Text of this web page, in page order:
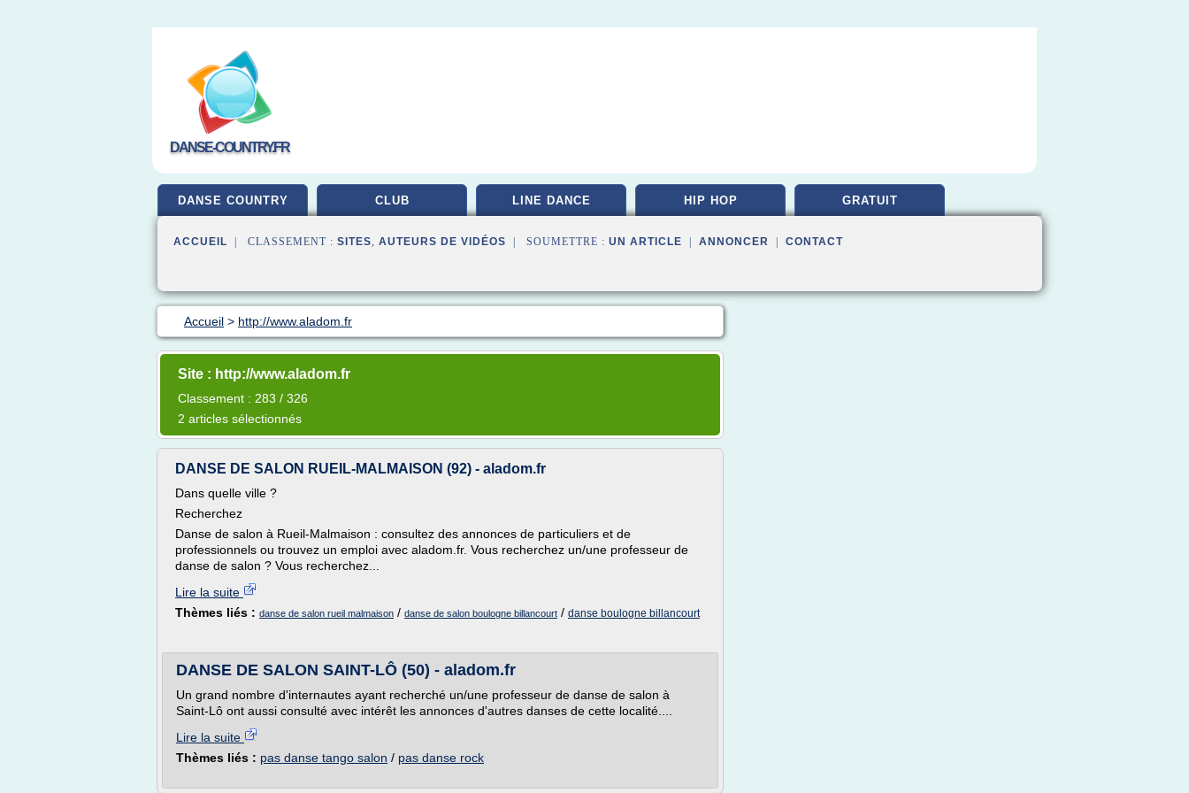
DANSE-COUNTRY.FR
DANSE COUNTRY CLUB LINE DANCE HIP HOP GRATUIT
ACCUEIL | CLASSEMENT : SITES, AUTEURS DE VIDÉOS | SOUMETTRE : UN ARTICLE ANNONCER CONTACT
Accueil > http://www.aladom.fr
Site : http://www.aladom.fr
Classement : 283 / 326
2 articles sélectionnés
DANSE DE SALON RUEIL-MALMAISON (92) - aladom.fr
Dans quelle ville ?
Recherchez
Danse de salon à Rueil-Malmaison : consultez des annonces de particuliers et de
professionnels ou trouvez un emploi avec aladom.fr. Vous recherchez un/une professeur de
danse de salon ? Vous recherchez...
Lire la suite
Thèmes liés : danse de salon rueil malmaison / danse de salon boulogne billancourt / danse boulogne billancourt
DANSE DE SALON SAINT-LÔ (50) - aladom.fr
Un grand nombre d'internautes ayant recherché un/une professeur de danse de salon à
Saint-Lô ont aussi consulté avec intérêt les annonces d'autres danses de cette localité....
Lire la suite
Thèmes liés : pas danse tango salon / pas danse rock